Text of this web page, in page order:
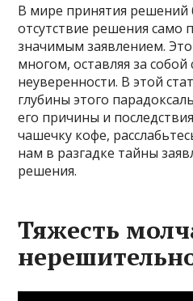
В мире принятия решений
отсутствие решения само
значимым заявлением.
многом, оставляя за
неуверенности. В этой
глубины этого
его причины и
чашечку кофе,
нам в разгадке тайны
решения.
Тяжесть